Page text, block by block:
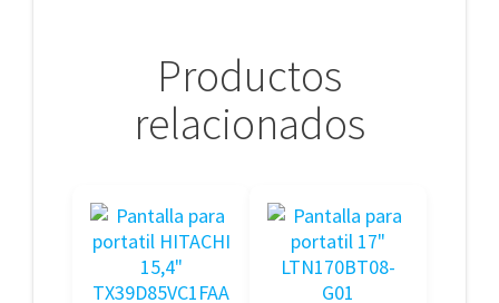
Productos
relacionados